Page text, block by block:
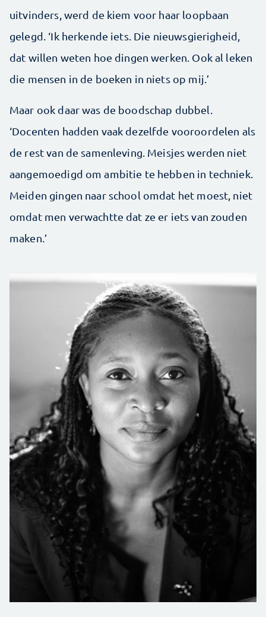
uitvinders, werd de kiem voor haar loopbaan
gelegd. ‘Ik herkende iets. Die nieuwsgierigheid,
dat willen weten hoe dingen werken. Ook al leken
die mensen in de boeken in niets op mij.’
Maar ook daar was de boodschap dubbel.
‘Docenten hadden vaak dezelfde vooroordelen als
de rest van de samenleving. Meisjes werden niet
aangemoedigd om ambitie te hebben in techniek.
Meiden gingen naar school omdat het moest, niet
omdat men verwachtte dat ze er iets van zouden
maken.’